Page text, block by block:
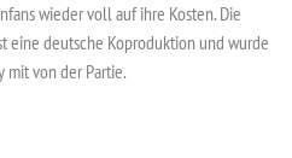
wieder voll auf ihre Kosten. Die
eine deutsche Koproduktion und wurde
mit von der Partie.